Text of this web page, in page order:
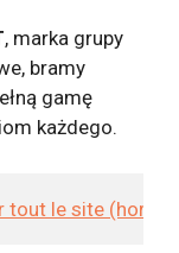
, marka grupy
bramy
gamę
każdego.
tout le site (hors